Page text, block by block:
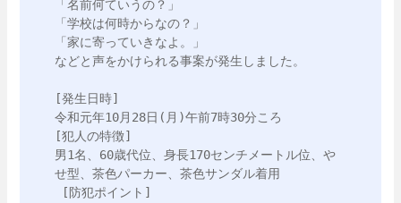
「名前何ていうの？」
「学校は何時からなの？」
「家に寄っていきなよ。」
などと声をかけられる事案が発生しました。
[発生日時]
令和元年10月28日(月)午前7時30分ころ
[犯人の特徴]
男1名、60歳代位、身長170センチメートル位、や
せ型、茶色パーカー、茶色サンダル着用